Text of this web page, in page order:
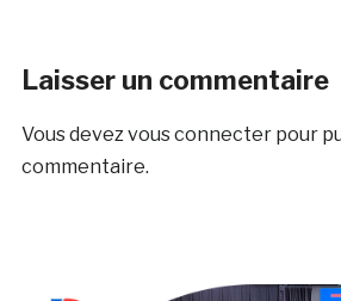
Laisser un commentaire
Vous devezvous connecterpour
commentaire.